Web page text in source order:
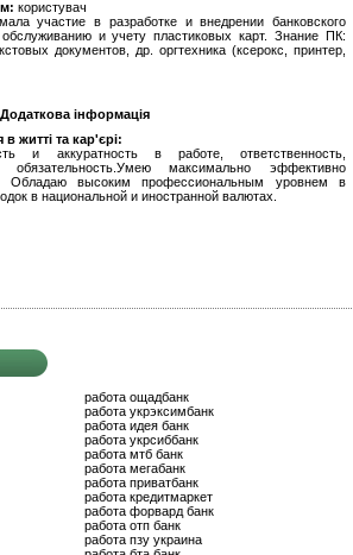
користувач
участие в разработке и внедрении банковского
и учету пластиковых карт. Знание ПК:
документов, др. оргтехника (ксерокс, принтер,
Додаткова інформація
житті та кар'єрі:
и аккуратность в работе, ответственность,
обязательность.Умею максимально эффективно
Обладаю высоким профессиональным уровнем в
в национальной и иностранной валютах.
работа ощадбанк
работа укрэксимбанк
работа идея банк
работа укрсиббанк
работа мтб банк
работа мегабанк
работа приватбанк
работа кредитмаркет
работа форвард банк
работа отп банк
работа пзу украина